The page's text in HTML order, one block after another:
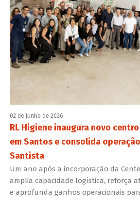
02 de junho de 2026
RL Higiene inaugura novo
em Santos e consolida
Santista
Um ano após a incorporação da
amplia capacidade logística, reforça
e aprofunda ganhos operacionais